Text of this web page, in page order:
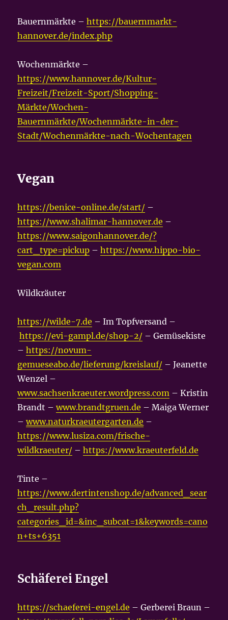
Bauernmärkte –https://bauernmarkt-
hannover.de/index.php
Wochenmärkte –
https://www.hannover.de/Kultur-
Freizeit/Freizeit-Sport/Shopping-
Märkte/Wochen-
Bauernmärkte/Wochenmärkte-in-der-
Stadt/Wochenmärkte-nach-Wochentagen
Vegan
https://benice-online.de/start/ –
https://www.shalimar-hannover.de –
https://www.saigonhannover.de/?
cart_type=pickup –https://www.hippo-bio-
vegan.com
Wildkräuter
https://wilde-7.de – Im Topfversand –
https://evi-gampl.de/shop-2/ – Gemüsekiste
–https://novum-
gemueseabo.de/lieferung/kreislauf/ – Jeanette
Wenzel –
www.sachsenkraeuter.wordpress.com – Kristin
Brandt –www.brandtgruen.de – Maiga Werner
–www.naturkraeutergarten.de –
https://www.lusiza.com/frische-
wildkraeuter/ –https://www.kraeuterfeld.de
Tinte –
https://www.dertintenshop.de/advanced_sear
ch_result.php?
categories_id=&inc_subcat=1&keywords=cano
n+ts+6351
Schäferei Engel
https://schaeferei-engel.de – Gerberei Braun –